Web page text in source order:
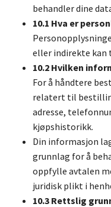
behandler dine
10.1 Hva er
eller indirekte kan
10.2 Hvilken
For å håndtere
relatert til
adresse,
kjøpshistorikk.
Din informasjon
grunnlag for å
oppfylle avtalen
juridisk plikt i
10.3 Rettslig